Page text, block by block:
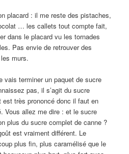
placard : il me reste des pistaches,
… les callets tout compte fait,
dans le placard vu les tornades
Pas envie de retrouver des
murs.
vais terminer un paquet de sucre
pas, il s’agit du sucre
très prononcé donc il faut en
Vous allez me dire : et le sucre
plus du sucre complet de canne ?
est vraiment différent. Le
plus fin, plus caramélisé que le